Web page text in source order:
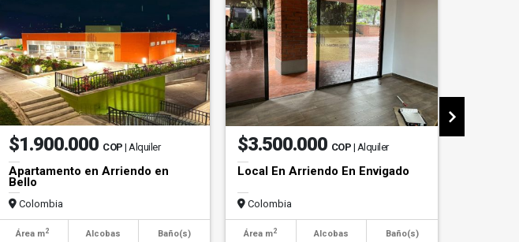
$1.900.000 COP | Alquiler
Apartamento en Arriendo en
Bello
Colombia
Área m2 Alcobas Baño(s)
$3.500.000 COP | Alquiler
Local En Arriendo En Envigado
Colombia
Área m2 Alcobas Baño(s)